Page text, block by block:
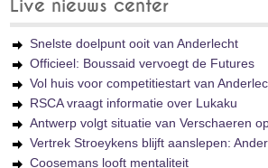
Live nieuws center
Snelste doelpunt ooit van Anderlecht
Officieel: Boussaid vervoegt de Futures
Vol huis voor competitiestart van
RSCA vraagt informatie over Lukaku
Antwerp volgt situatie van Verschaeren
Vertrek Stroeykens blijft aanslepen:
Coosemans looft mentaliteit